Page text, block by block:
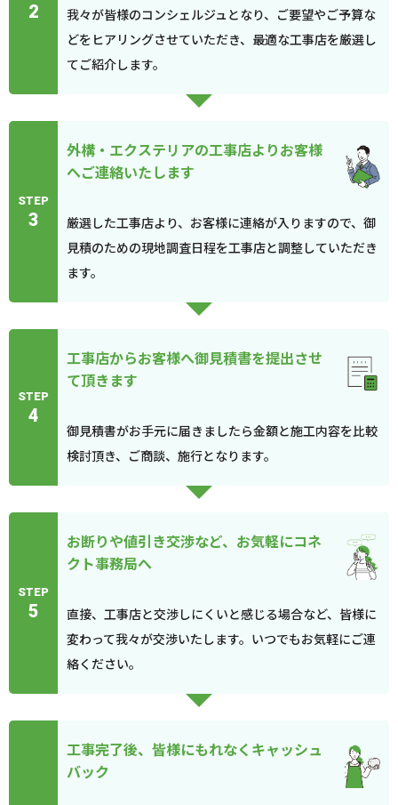
2
我々が皆様のコンシェルジュとなり、ご要望やご予算な
どをヒアリングさせていただき、最適な工事店を厳選し
てご紹介します。
STEP
3
外構・エクステリアの工事店よりお客様
へご連絡いたします
厳選した工事店より、お客様に連絡が入りますので、御
見積のための現地調査日程を工事店と調整していただき
ます。
STEP
4
工事店からお客様へ御見積書を提出させ
て頂きます
御見積書がお手元に届きましたら金額と施工内容を比較
検討頂き、ご商談、施行となります。
STEP
5
お断りや値引き交渉など、お気軽にコネ
クト事務局へ
直接、工事店と交渉しにくいと感じる場合など、皆様に
変わって我々が交渉いたします。いつでもお気軽にご連
絡ください。
工事完了後、皆様にもれなくキャッシュ
バック